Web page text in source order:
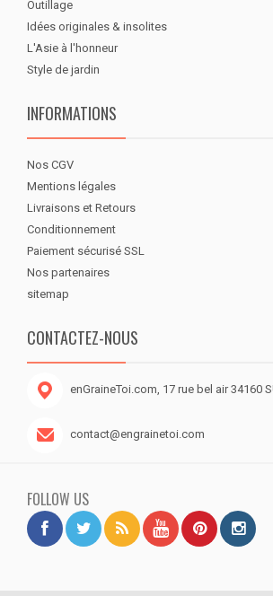
Outillage
Idées originales & insolites
L'Asie à l'honneur
Style de jardin
INFORMATIONS
Nos CGV
Mentions légales
Livraisons et Retours
Conditionnement
Paiement sécurisé SSL
Nos partenaires
sitemap
CONTACTEZ-NOUS
enGraineToi.com, 17 rue bel air 34160
contact@engrainetoi.com
FOLLOW US